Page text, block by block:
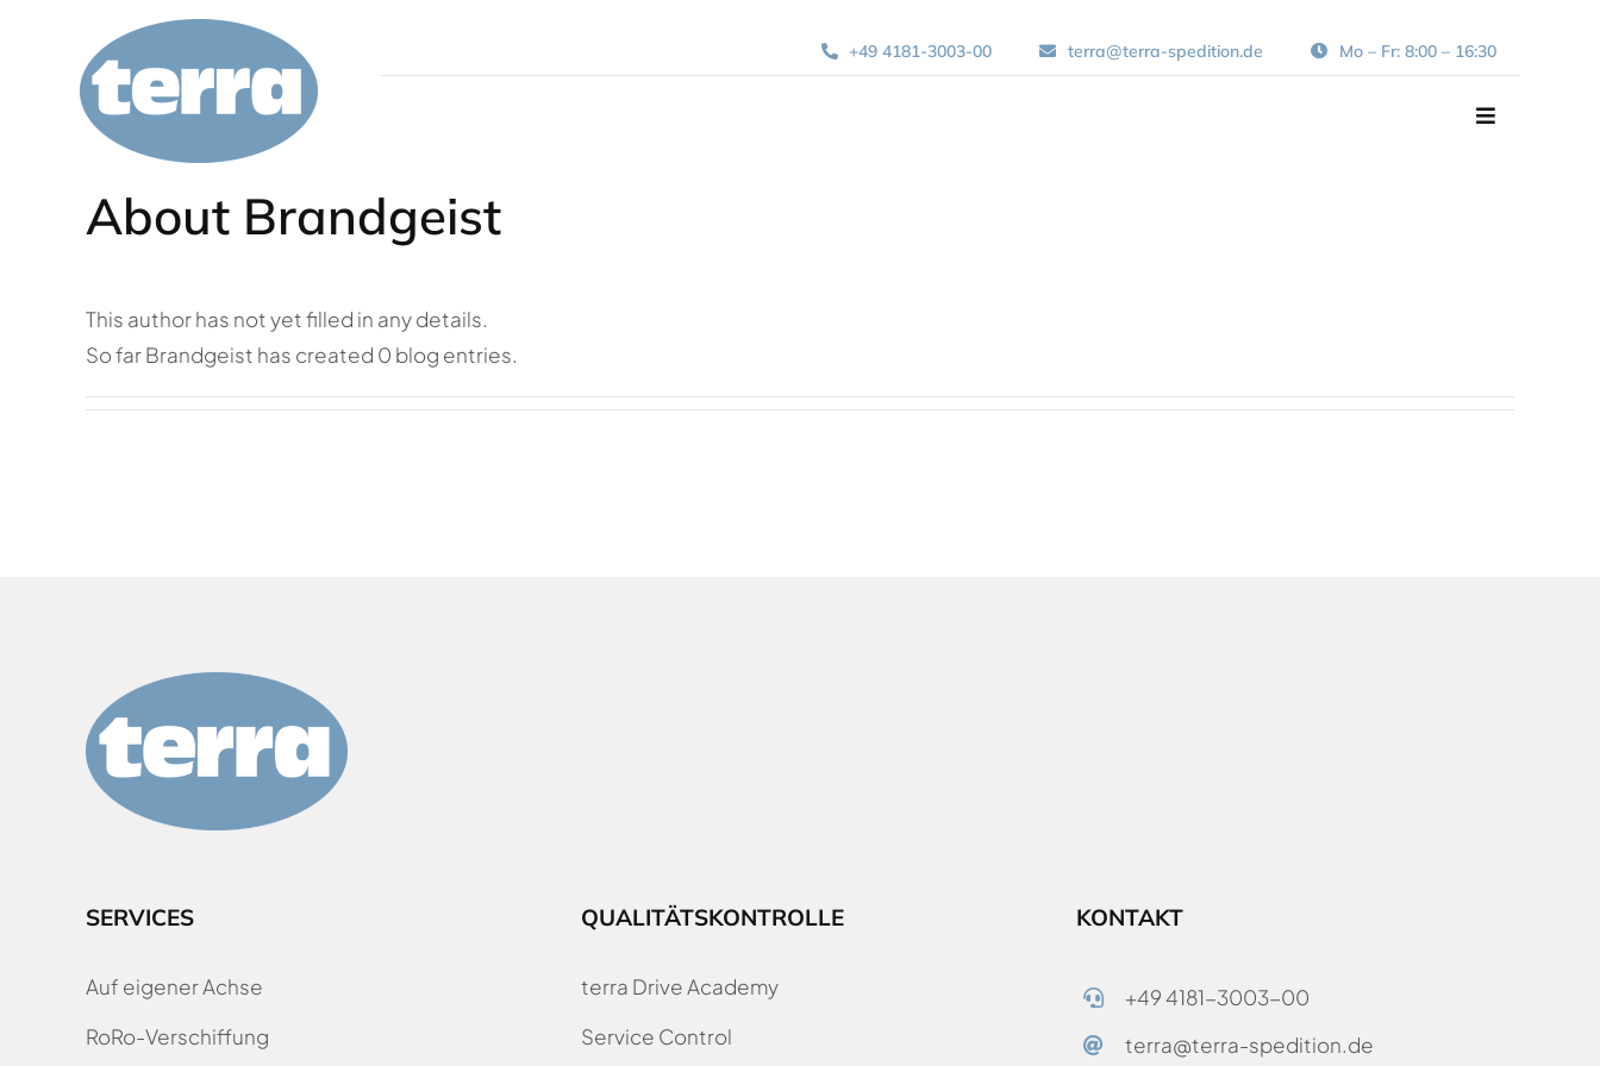
springen
+49 4181-3003-00 terra@terra-spedition.de Mo – Fr: 8:00 – 16:30
Navigation
Qualitätskontrolle
Anfrage
About Brandgeist
This author has not yet filled in any details.
So far Brandgeist has created 0 blog entries.
SERVICES
Auf eigener Achse
RoRo-Verschiffung
QUALITÄTSKONTROLLE
terra Drive Academy
Service Control
KONTAKT
+49 4181-3003-00
terra@terra-spedition.de